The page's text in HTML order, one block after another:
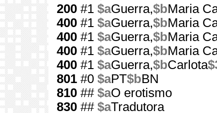
200 #1 $aGuerra,$bMaria
400 #1 $aGuerra,$bMaria
400 #1 $aGuerra,$bMaria
400 #1 $aGuerra,$bMaria
400 #1 $aGuerra,$bCarlota
801 #0 $aPT$bBN
810 ## $aO erotismo
830 ## $aTradutora